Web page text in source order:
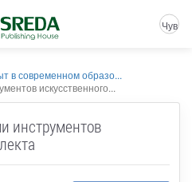
Чув
в современном образо...
искусственного...
инструментов